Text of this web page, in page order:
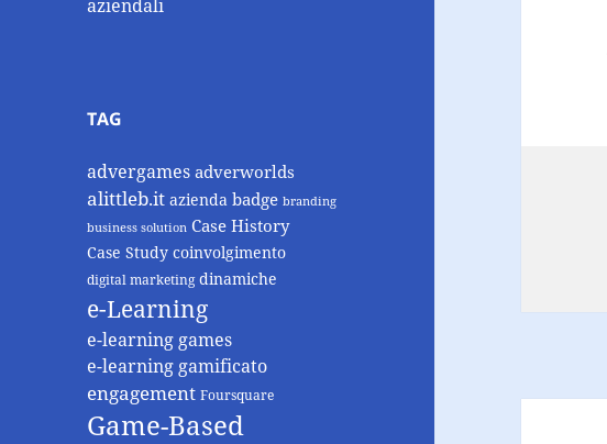
aziendali
TAG
advergames adverworlds
alittleb.it azienda badge branding
business solution Case History
Case Study coinvolgimento
digital marketing dinamiche
e-Learning
e-learning games
e-learning gamificato
engagement Foursquare
Game-Based